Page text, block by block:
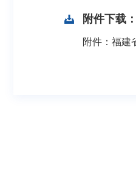
附件下载：
附件：福建